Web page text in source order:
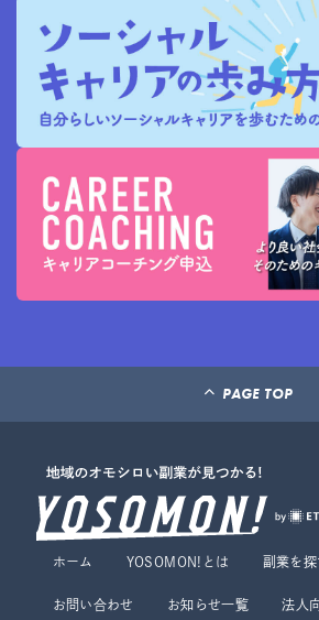
PAGE TOP
ホーム YOSOMON!とは 副業を探
お問い合わせ お知らせ一覧 法人